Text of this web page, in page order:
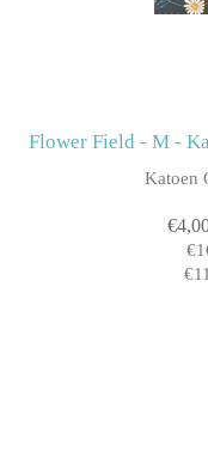
Flower Field - M -
Katoen